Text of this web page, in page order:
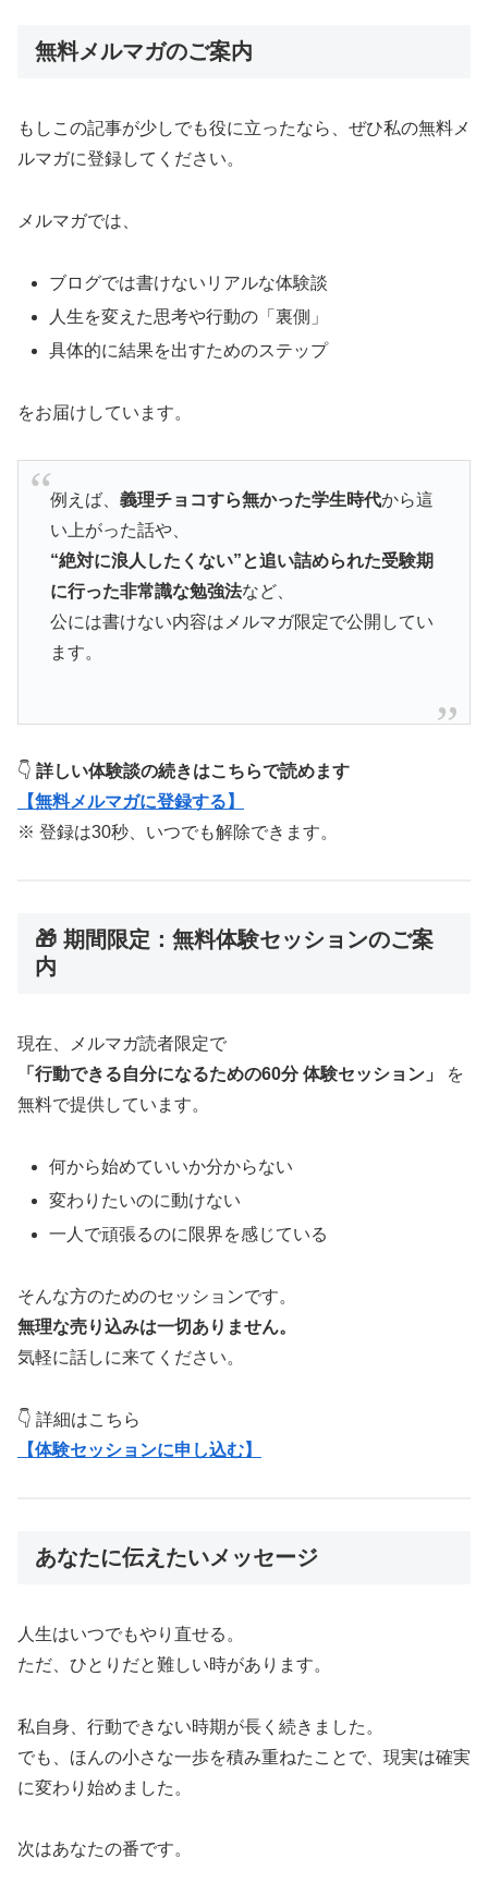
無料メルマガのご案内
もしこの記事が少しでも役に立ったなら、ぜひ私の無料メ
ルマガに登録してください。
メルマガでは、
ブログでは書けないリアルな体験談
人生を変えた思考や行動の「裏側」
具体的に結果を出すためのステップ
をお届けしています。
例えば、 義理チョコすら無かった学生時代から這
い上がった話や、
“絶対に浪人したくない”と追い詰められた受験期
に行った非常識な勉強法など、
公には書けない内容はメルマガ限定で公開してい
ます。
👇 詳しい体験談の続きはこちらで読めます
【無料メルマガに登録する】
※ 登録は30秒、いつでも解除できます。
🎁 期間限定：無料体験セッションのご案
内
現在、メルマガ読者限定で
「行動できる自分になるための60分 体験セッション」
を
無料で提供しています。
何から始めていいか分からない
変わりたいのに動けない
一人で頑張るのに限界を感じている
そんな方のためのセッションです。
無理な売り込みは一切ありません。
気軽に話しに来てください。
👇 詳細はこちら
【体験セッションに申し込む】
あなたに伝えたいメッセージ
人生はいつでもやり直せる。
ただ、ひとりだと難しい時があります。
私自身、行動できない時期が長く続きました。
でも、ほんの小さな一歩を積み重ねたことで、現実は確実
に変わり始めました。
次はあなたの番です。